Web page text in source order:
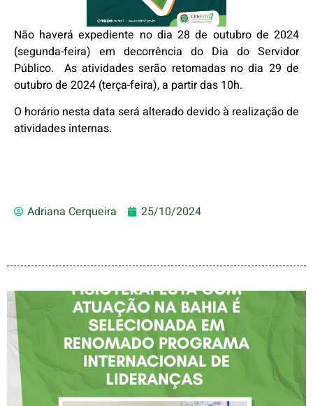
Não haverá expediente no dia 28 de outubro de 2024
(segunda-feira) em decorrência do Dia do Servidor
Público. As atividades serão retomadas no dia 29 de
outubro de 2024 (terça-feira), a partir das 10h.
O horário nesta data será alterado devido à realização de
atividades internas.
Adriana Cerqueira 25/10/2024
FISIOTERAPEUTA COM
ATUAÇÃO NA BAHIA É
SELECIONADA EM